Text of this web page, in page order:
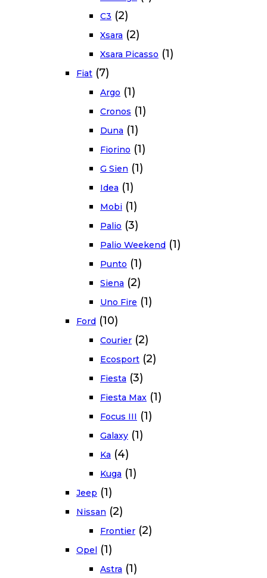
C3 (2)
Xsara (2)
Xsara Picasso (1)
Fiat (7)
Argo (1)
Cronos (1)
Duna (1)
Fiorino (1)
G Sien (1)
Idea (1)
Mobi (1)
Palio (3)
Palio Weekend (1)
Punto (1)
Siena (2)
Uno Fire (1)
Ford (10)
Courier (2)
Ecosport (2)
Fiesta (3)
Fiesta Max (1)
Focus III (1)
Galaxy (1)
Ka (4)
Kuga (1)
Jeep (1)
Nissan (2)
Frontier (2)
Opel (1)
Astra (1)